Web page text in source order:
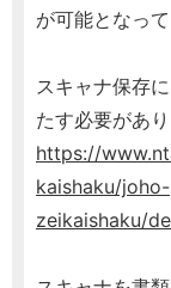
が可能となって
スキャナ保存
たす必要があり
https://
kaishaku/joho-
zeikaishaku/